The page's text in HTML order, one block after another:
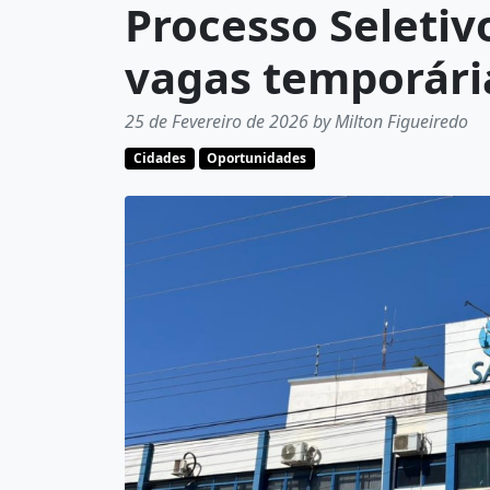
Processo
vagas
25 de Fevereiro de 2026 by Milton Figueiredo
Cidades Oportunidades